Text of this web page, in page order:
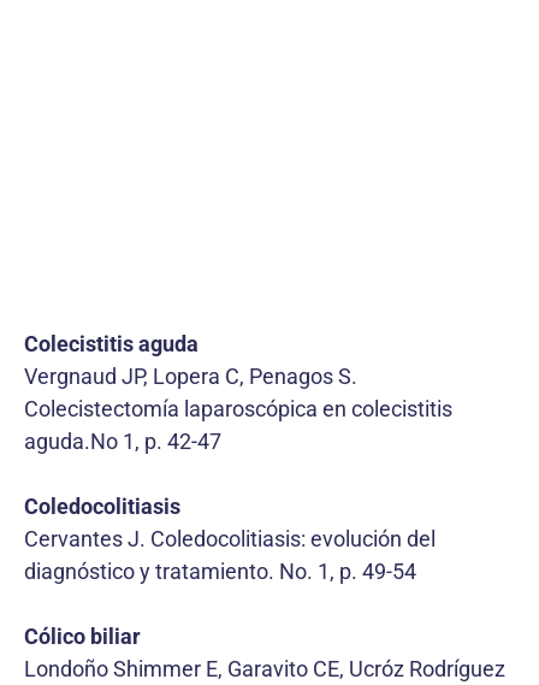
Colecistitis aguda
Vergnaud JP, Lopera C, Penagos S.
Colecistectomía laparoscópica en colecistitis
aguda.No 1, p. 42-47
Coledocolitiasis
Cervantes J. Coledocolitiasis: evolución del
diagnóstico y tratamiento. No. 1, p. 49-54
Cólico biliar
Londoño Shimmer E, Garavito CE, Ucróz Rodríguez